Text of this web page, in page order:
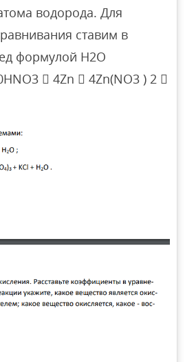
водорода. Для
ставим в
формулой H2O
 4Zn  4Zn(NO3 ) 2 